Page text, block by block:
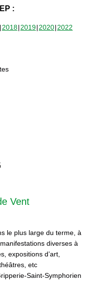
:
2018 2019 2020 2022
Vent
le plus large du terme, à
diverses à
expositions d’art,
etc
Saint-Symphorien